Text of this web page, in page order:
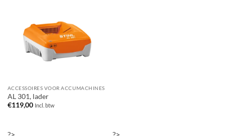
ACCESSOIRES VOOR ACCUMACHINES
AL 301, lader
€119,00 Incl. btw